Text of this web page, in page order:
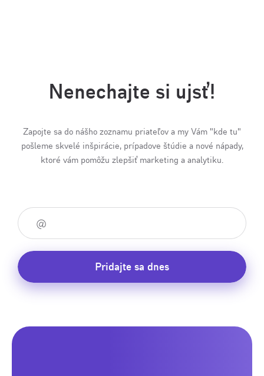
Nenechajte si ujsť!
Zapojte sa do nášho zoznamu priateľov a my Vám "kde tu"
pošleme skvelé inšpirácie, prípadove štúdie a nové nápady,
ktoré vám pomôžu zlepšiť marketing a analytiku.
Pridajte sa dnes